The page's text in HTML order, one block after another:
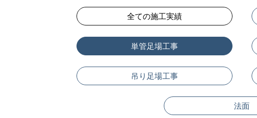
全ての施工実績
単管足場工事
吊り足場工事
法面